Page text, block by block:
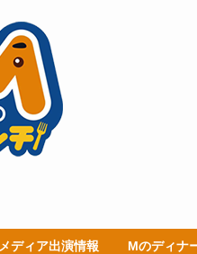
メディア出演情報 Mのディナ